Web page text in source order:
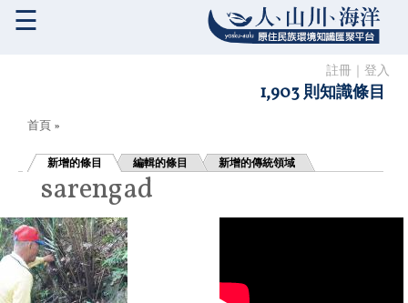
註冊 登入
1,903 則知識條目
☰
您在這裡
首頁 »
新增的條目 編輯的條目 新增的傳統領域
sarengad